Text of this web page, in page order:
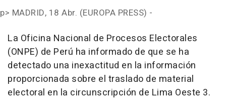
p> MADRID, 18 Abr. (EUROPA PRESS) -
La Oficina Nacional de Procesos Electorales
(ONPE) de Perú ha informado de que se ha
detectado una inexactitud en la información
proporcionada sobre el traslado de material
electoral en la circunscripción de Lima Oeste 3.